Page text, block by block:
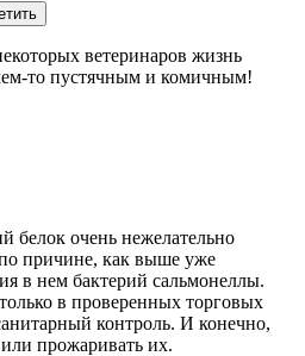
ветеринаров жизнь
то пустячным и комичным!
белок очень нежелательно
причине, как выше уже
в нем бактерий сальмонеллы.
в проверенных торговых
контроль. И конечно,
прожаривать их.